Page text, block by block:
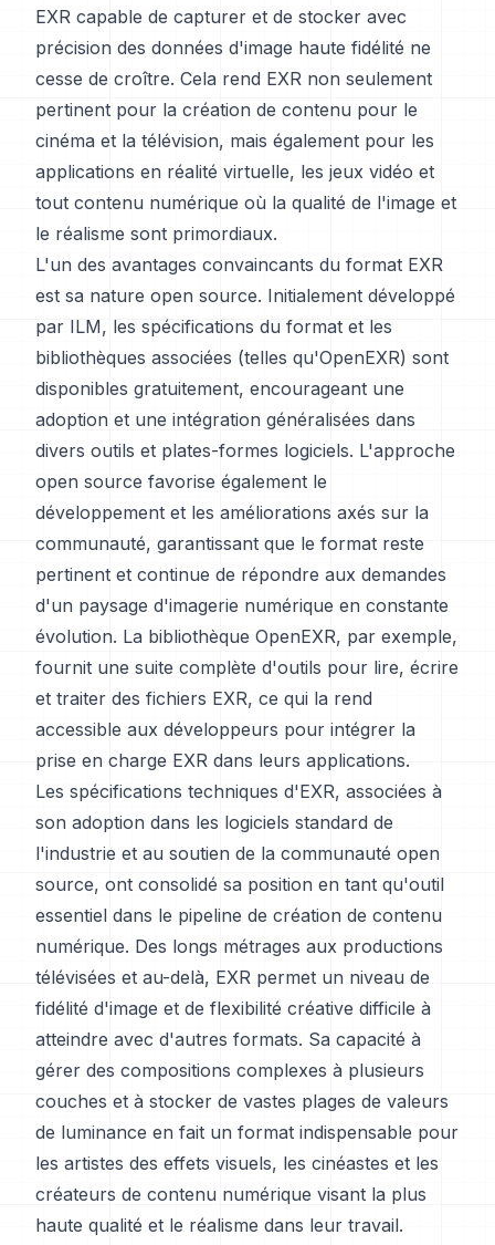
EXR capable de capturer et de stocker avec
précision des données d'image haute fidélité ne
cesse de croître. Cela rend EXR non seulement
pertinent pour la création de contenu pour le
cinéma et la télévision, mais également pour les
applications en réalité virtuelle, les jeux vidéo et
tout contenu numérique où la qualité de l'image et
le réalisme sont primordiaux.
L'un des avantages convaincants du format EXR
est sa nature open source. Initialement développé
par ILM, les spécifications du format et les
bibliothèques associées (telles qu'OpenEXR) sont
disponibles gratuitement, encourageant une
adoption et une intégration généralisées dans
divers outils et plates-formes logiciels. L'approche
open source favorise également le
développement et les améliorations axés sur la
communauté, garantissant que le format reste
pertinent et continue de répondre aux demandes
d'un paysage d'imagerie numérique en constante
évolution. La bibliothèque OpenEXR, par exemple,
fournit une suite complète d'outils pour lire, écrire
et traiter des fichiers EXR, ce qui la rend
accessible aux développeurs pour intégrer la
prise en charge EXR dans leurs applications.
Les spécifications techniques d'EXR, associées à
son adoption dans les logiciels standard de
l'industrie et au soutien de la communauté open
source, ont consolidé sa position en tant qu'outil
essentiel dans le pipeline de création de contenu
numérique. Des longs métrages aux productions
télévisées et au-delà, EXR permet un niveau de
fidélité d'image et de flexibilité créative difficile à
atteindre avec d'autres formats. Sa capacité à
gérer des compositions complexes à plusieurs
couches et à stocker de vastes plages de valeurs
de luminance en fait un format indispensable pour
les artistes des effets visuels, les cinéastes et les
créateurs de contenu numérique visant la plus
haute qualité et le réalisme dans leur travail.